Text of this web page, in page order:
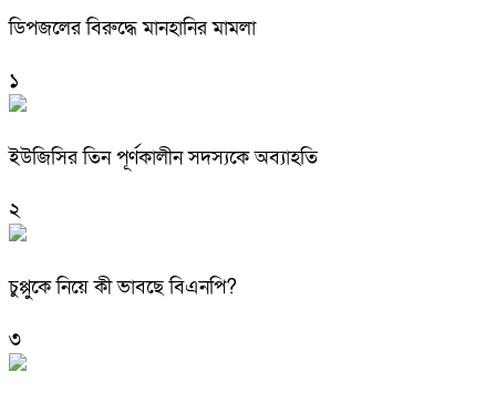
ডিপজলের বিরুদ্ধে মানহানির মামলা
১
ইউজিসির তিন পূর্ণকালীন সদস্যকে অব্যাহতি
২
চুপ্পুকে নিয়ে কী ভাবছে বিএনপি?
৩